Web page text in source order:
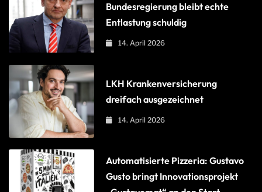
Bundesregierung bleibt echte
Entlastung schuldig
14. April 2026
LKH Krankenversicherung
dreifach ausgezeichnet
14. April 2026
Automatisierte Pizzeria: Gustavo
Gusto bringt Innovationsprojekt